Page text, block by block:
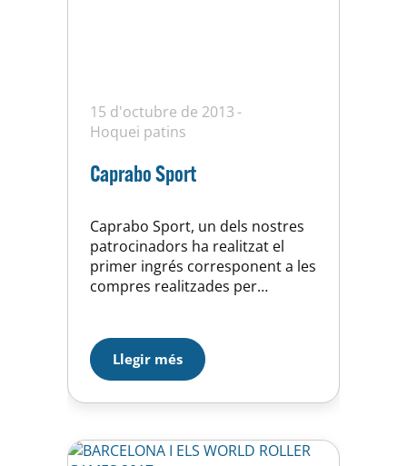
15 d'octubre de 2013
Hoquei patins
Caprabo Sport
Caprabo Sport, un dels nostres
patrocinadors ha realitzat el
primer ingrés corresponent a les
compres realitzades per
els que encara no ens hagueu
passat el vostre número de
targeta client, d’un amic o
familiar a què espereu. Recordar
Llegir més